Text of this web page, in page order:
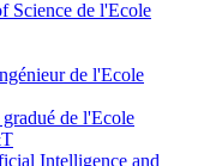
Science de l'Ecole
de l'Ecole
de l'Ecole
Intelligence and